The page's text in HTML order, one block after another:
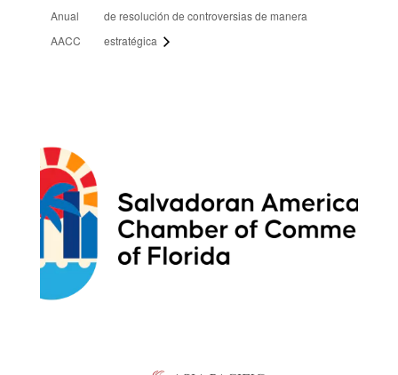
Anual
AACC
de resolución de controversias de manera
estratégica